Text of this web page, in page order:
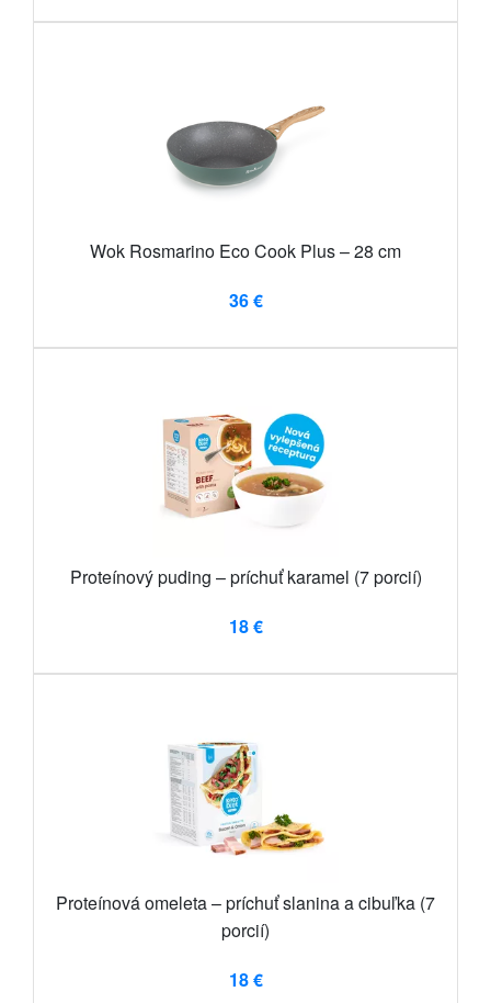
Wok Rosmarino Eco Cook Plus – 28 cm
36 €
Proteínový puding – príchuť karamel (7 porcií)
18 €
Proteínová omeleta – príchuť slanina a cibuľka (7
porcií)
18 €